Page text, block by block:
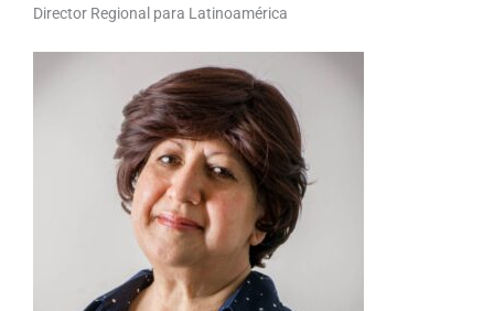
Director Regional para Latinoamérica